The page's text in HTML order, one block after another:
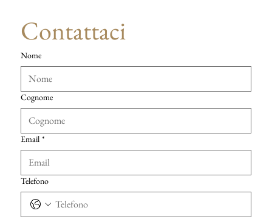
Contattaci
Nome
Cognome
Email *
Telefono